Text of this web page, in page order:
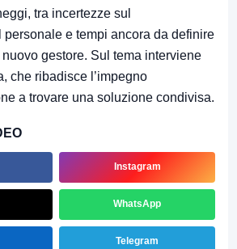
tra incertezze sul
personale e tempi ancora da definire
gestore. Sul tema interviene
che ribadisce l’impegno
a trovare una soluzione condivisa.
Instagram
WhatsApp
Telegram